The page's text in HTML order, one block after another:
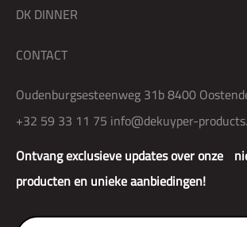
Ontvang exclusieve updates over onze
producten en unieke aanbiedingen!
DK DINNER
CONTACT
Oudenburgsesteenweg 31b 8400
+32 59 33 11 75 info@dekuyper-